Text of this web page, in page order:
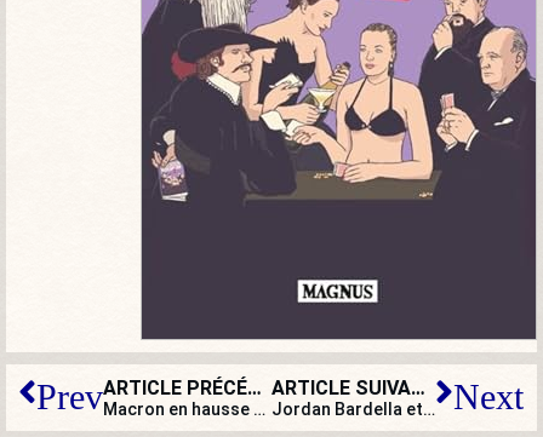
Prev ARTICLE PRÉCÉDENT
Macron en hausse grâce à la guerre : pourquoi c’est malsain, limité et trompeur
ARTICLE SUIVANT
Jordan Bardella et Marion Maréchal invités à Jérusalem : BHL s’étrangle ! Next